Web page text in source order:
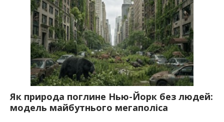
Як природа поглине Нью-Йорк без людей:
модель майбутнього мегаполіса